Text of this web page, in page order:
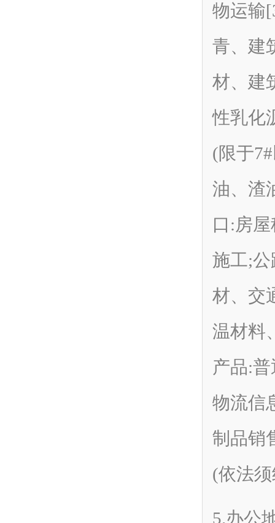
物运输
青、建
材、建
性乳化
(限于
油、渣
口:房
施工;
材、交
温材料
产品:
物流信
制品销
(依法
5.办公